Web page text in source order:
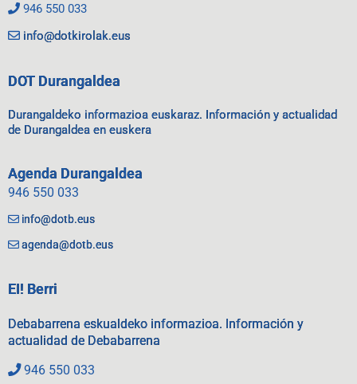
946 550 033
info@dotkirolak.eus
DOT Durangaldea
Durangaldeko informazioa euskaraz. Información y actualidad
de Durangaldea en euskera
Agenda Durangaldea
946 550 033
info@dotb.eus
agenda@dotb.eus
EI! Berri
Debabarrena eskualdeko informazioa. Información y
actualidad de Debabarrena
946 550 033